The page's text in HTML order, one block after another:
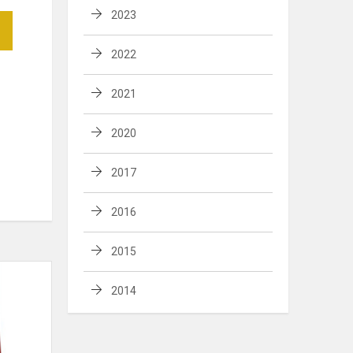
Centralizuotas
2023
2022
2021
2020
2017
2016
2015
2014